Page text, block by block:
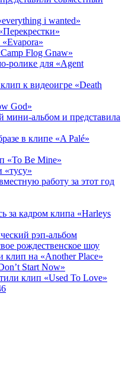
i wanted»
Flog Gnaw»
ролике для «Agent
к видеоигре «Death
God»
мини-альбом и представила
в клипе «A Palé»
«To Be Mine»
работу за этот год
за кадром клипа «Harleys
рэп-альбом
рождественское шоу
клип на «Another Place»
Start Now»
клип «Used To Love»